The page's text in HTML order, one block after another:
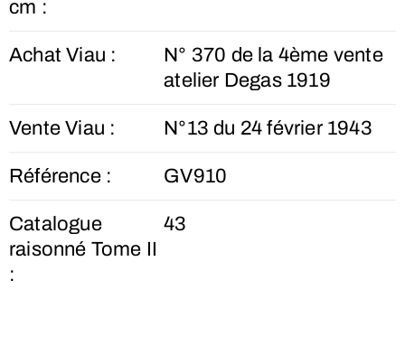
cm :
Achat Viau :
N° 370 de la 4ème vente
atelier Degas 1919
Vente Viau : N°13 du 24 février 1943
Référence : GV910
Catalogue
raisonné Tome II
:
43